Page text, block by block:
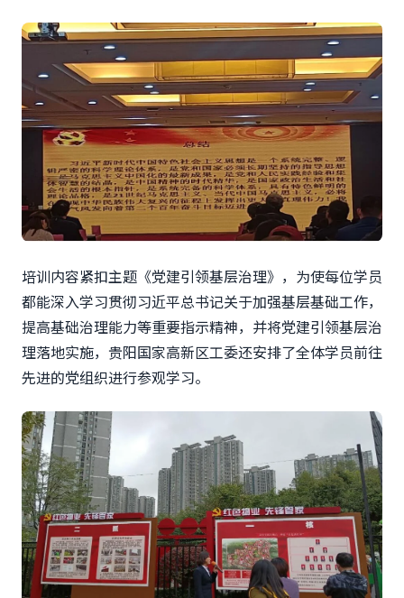
培训内容紧扣主题《党建引领基层治理》，为使每位学员
都能深入学习贯彻习近平总书记关于加强基层基础工作，
提高基础治理能力等重要指示精神，并将党建引领基层治
理落地实施，贵阳国家高新区工委还安排了全体学员前往
先进的党组织进行参观学习。